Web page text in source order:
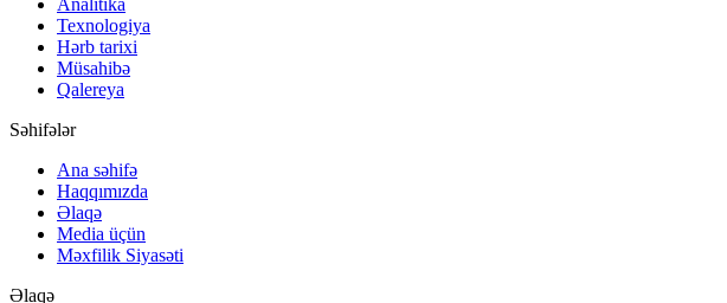
Analitika
Texnologiya
Hərb tarixi
Müsahibə
Qalereya
Səhifələr
Ana səhifə
Haqqımızda
Əlaqə
Media üçün
Məxfilik Siyasəti
Əlaqə